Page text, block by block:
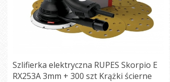
Szlifierka elektryczna RUPES Skorpio E
RX253A 3mm + 300 szt Krążki ścierne